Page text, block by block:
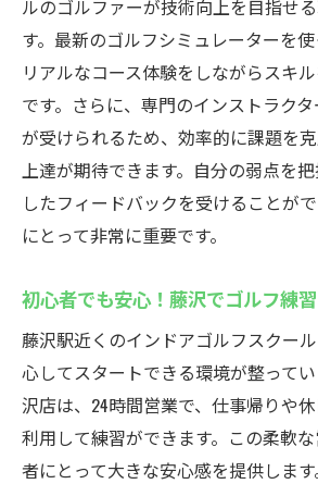
ルのゴルファーが技術向上を目指せ
す。最新のゴルフシミュレーターを使
リアルなコース体験をしながらスキ
です。さらに、専門のインストラク
が受けられるため、効率的に課題を
上達が期待できます。自分の弱点を
したフィードバックを受けることが
にとって非常に重要です。
初心者でも安心！藤沢でゴルフ練
藤沢駅近くのインドアゴルフスクー
心してスタートできる環境が整って
沢店は、24時間営業で、仕事帰りや
利用して練習ができます。この柔軟
者にとって大きな安心感を提供しま